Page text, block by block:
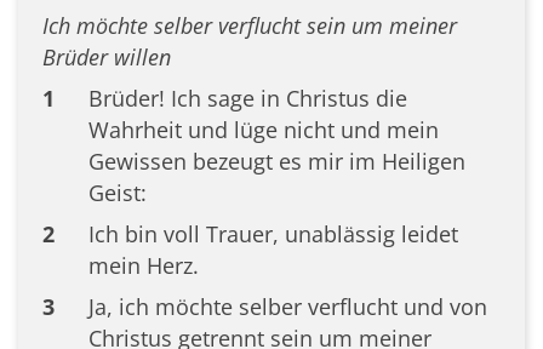
Ich möchte selber verflucht sein um meiner
Brüder willen
1
Brüder! Ich sage in Christus die
Wahrheit und lüge nicht und mein
Gewissen bezeugt es mir im Heiligen
Geist:
2
Ich bin voll Trauer, unablässig leidet
mein Herz.
3
Ja, ich möchte selber verflucht und von
Christus getrennt sein um meiner